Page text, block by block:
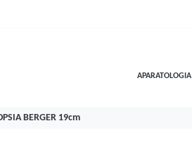
APARATOLOGIA
BERGER 19cm